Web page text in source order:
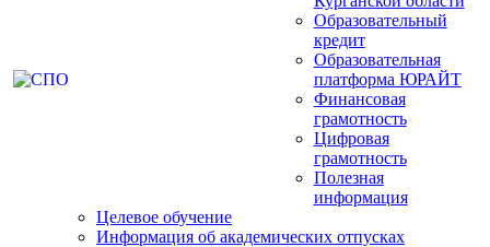
Образовательный
кредит
Образовательная
платформа ЮРАЙТ
Финансовая
грамотность
Цифровая
грамотность
Полезная
информация
Целевое обучение
Информация об академических отпусках